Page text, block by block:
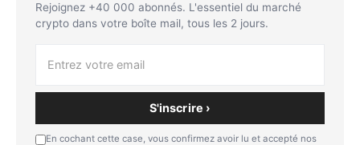
Rejoignez +40 000 abonnés. L'essentiel du marché
crypto dans votre boîte mail, tous les 2 jours.
S'inscrire ›
En cochant cette case, vous confirmez avoir lu et accepté nos